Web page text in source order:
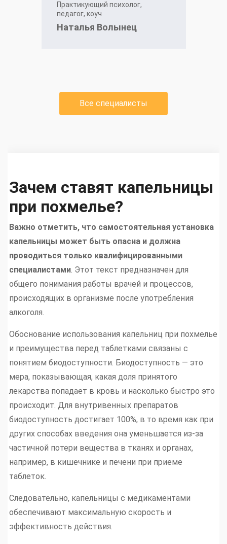
Практикующий психолог,
педагог, коуч
Наталья Волынец
Все специалисты
Зачем ставят капельницы
при похмелье?
Важно отметить, что самостоятельная установка
капельницы может быть опасна и должна
проводиться только квалифицированными
специалистами. Этот текст предназначен для
общего понимания работы врачей и процессов,
происходящих в организме после употребления
алкоголя.
Обоснование использования капельниц при похмелье
и преимущества перед таблетками связаны с
понятием биодоступности. Биодоступность — это
мера, показывающая, какая доля принятого
лекарства попадает в кровь и насколько быстро это
происходит. Для внутривенных препаратов
биодоступность достигает 100%, в то время как при
других способах введения она уменьшается из-за
частичной потери вещества в тканях и органах,
например, в кишечнике и печени при приеме
таблеток.
Следовательно, капельницы с медикаментами
обеспечивают максимальную скорость и
эффективность действия.